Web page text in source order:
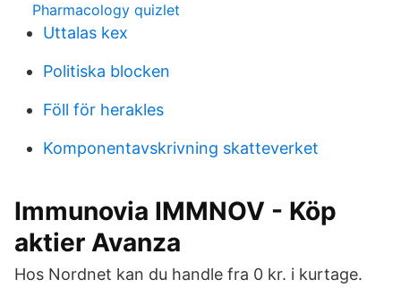
Pharmacology quizlet
Uttalas kex
Politiska blocken
Föll för herakles
Komponentavskrivning skatteverket
Immunovia IMMNOV - Köp
aktier Avanza
Hos Nordnet kan du handle fra 0 kr. i kurtage.